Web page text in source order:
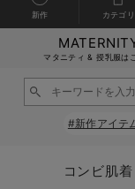
新生児服全て
ベビー服全て
ロンパース・カバーオー
シーズンアイテム全て
ベビー・新生児 寝具全て
ベビーベッド・布団 （
ベビー 雑貨全て
お出かけグッズ全て
ベビー｜季節の特集全て
猛暑からベビーを守る
アウトレット全て
【アウトレット】ワンピ
特集全て
抗菌防臭加工
再入荷全て
再入荷｜インナー
新作 カテゴリ
マタニティ & 授乳服は
#新作アイテ
コンビ肌
カートに入れる